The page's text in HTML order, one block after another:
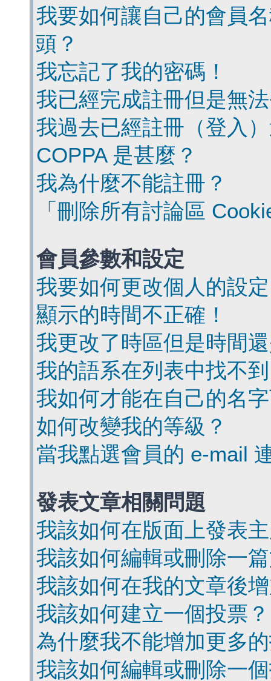
我要如何讓自己的會員
頭？
我忘記了我的密碼！
我已經完成註冊但是無
我過去已經註冊（登入
COPPA 是甚麼？
我為什麼不能註冊？
「刪除所有討論區
會員參數和設定
我要如何更改個人的設
顯示的時間不正確！
我更改了時區但是時間
我的語系在列表中找不
我如何才能在自己的名
如何改變我的等級？
當我點選會員的 e-mail
發表文章相關問題
我該如何在版面上發表
我該如何編輯或刪除一
我該如何在我的文章後
我該如何建立一個投票？
為什麼我不能增加更多
我該如何編輯或刪除一